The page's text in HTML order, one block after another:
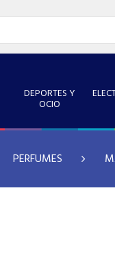
DEPORTES Y
OCIO
PERFUMES